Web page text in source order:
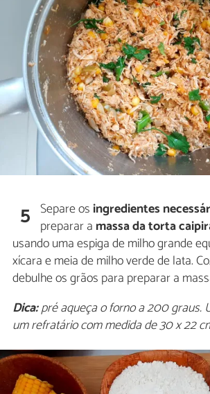
5 Separe os ingredientes
preparar a massa da torta
usando uma espiga de milho grande
xícara e meia de milho verde de lata.
debulhe os grãos para preparar a
Dica:pré aqueça o forno a 200 graus.
um refratário com medida de 30 x 22